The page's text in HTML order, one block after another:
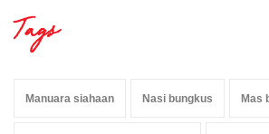
Tags
Manuara siahaan Nasi bungkus Mas